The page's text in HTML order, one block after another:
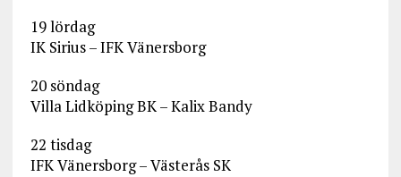
19 lördag
IK Sirius – IFK Vänersborg
20 söndag
Villa Lidköping BK – Kalix Bandy
22 tisdag
IFK Vänersborg – Västerås SK